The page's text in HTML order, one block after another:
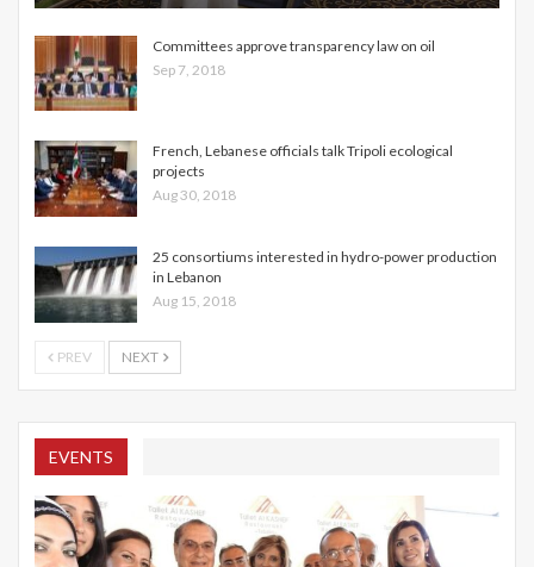
Committees approve transparency law on oil
Sep 7, 2018
French, Lebanese officials talk Tripoli ecological
projects
Aug 30, 2018
25 consortiums interested in hydro-power production
in Lebanon
Aug 15, 2018
PREV NEXT
EVENTS